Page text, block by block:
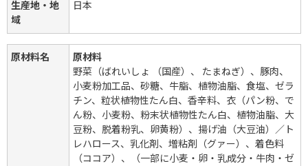
生産地・地
域
日本
原材料名
原材料
野菜（ばれいしょ （国産）、 たまねぎ）、豚肉、
小麦粉加工品、砂糖、牛脂、植物油脂、食塩、ゼラ
チン、粒状植物性たん白、香辛料、衣（パン粉、で
ん粉、小麦粉、粉末状植物性たん白、植物油脂、大
豆粉、脱着粉乳、卵黄粉）、揚げ油（大豆油）／ト
レハロース、乳化剤、増粘剤（グァー）、着色料
（ココア）、（一部に小麦・卵・乳成分・牛肉・ゼ